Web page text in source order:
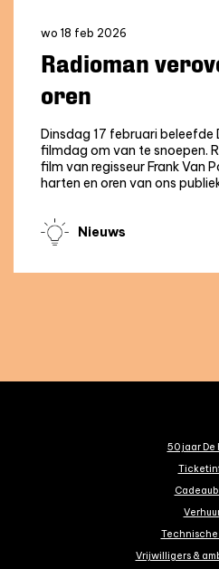
wo 18 feb 2026
Radioman
oren
Dinsdag 17 februari beleefde
filmdag om van te snoepen.
film van regisseur Frank Van
harten en oren van ons
Nieuws
50 jaar De
Vrijwilligers &